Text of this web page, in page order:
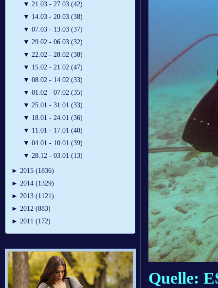
▼ 21.03 - 27.03 (42)
▼ 14.03 - 20.03 (38)
▼ 07.03 - 13.03 (37)
▼ 29.02 - 06.03 (32)
▼ 22.02 - 28.02 (38)
▼ 15.02 - 21.02 (47)
▼ 08.02 - 14.02 (33)
▼ 01.02 - 07.02 (35)
▼ 25.01 - 31.01 (33)
▼ 18.01 - 24.01 (36)
▼ 11.01 - 17.01 (40)
▼ 04.01 - 10.01 (39)
▼ 28.12 - 03.01 (13)
► 2015 (1836)
► 2014 (1329)
► 2013 (1121)
► 2012 (883)
► 2011 (172)
Quelle: